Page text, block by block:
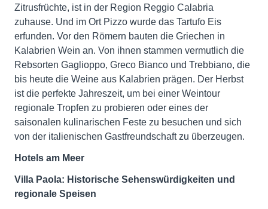
Zitrusfrüchte, ist in der Region Reggio Calabria
zuhause. Und im Ort Pizzo wurde das Tartufo Eis
erfunden. Vor den Römern bauten die Griechen in
Kalabrien Wein an. Von ihnen stammen vermutlich die
Rebsorten Gaglioppo, Greco Bianco und Trebbiano, die
bis heute die Weine aus Kalabrien prägen. Der Herbst
ist die perfekte Jahreszeit, um bei einer Weintour
regionale Tropfen zu probieren oder eines der
saisonalen kulinarischen Feste zu besuchen und sich
von der italienischen Gastfreundschaft zu überzeugen.
Hotels am Meer
Villa Paola: Historische Sehenswürdigkeiten und
regionale Speisen